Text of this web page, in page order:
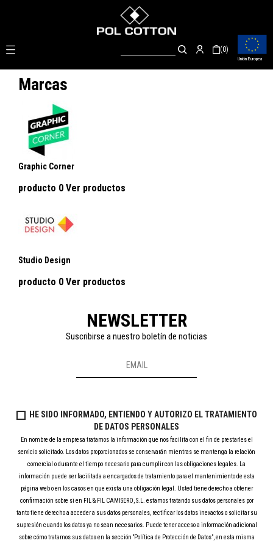
(0)
Unión Europea
Marcas
Graphic Corner
producto 0 Ver productos
Studio Design
producto 0 Ver productos
NEWSLETTER
Suscribirse a nuestro boletín de noticias
HE SIDO INFORMADO, ENTIENDO Y AUTORIZO EL TRATAMIENTO
DE DATOS PERSONALES
En nombre de la empresa tratamos la información que nos facilita con el fin de prestarles el
servicio solicitado. Los datos proporcionados se conservarán mientras se mantenga la relación
comercial o durante el tiempo necesario para cumplir con las obligaciones legales. La
información puede ser facilitada a encargados de tratamiento para el mantenimiento de esta
página web o en los casos en que exista una obligación legal. Usted tiene derecho a obtener
confirmación sobre si en FIL & FIL CAMISERO, S.L. estamos tratando sus datos personales por
tanto tiene derecho a acceder a sus datos personales, rectificar los datos inexactos o solicitar su
supresión cuando los datos ya no sean necesarios. Puede tener acceso a información adicional
sobre cómo tratamos sus datos en la sección “Política de Protección de Datos”, en esta misma